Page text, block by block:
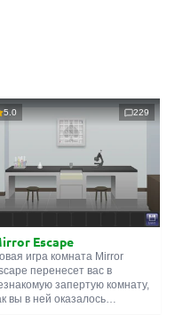
5.0 229
Escape
игра комната Mirror
перенесет вас в
запертую комнату,
вы в ней оказалось